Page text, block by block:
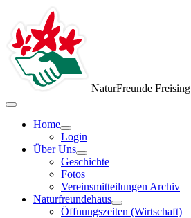
NaturFreunde Freising
Home
Login
Über Uns
Geschichte
Fotos
Vereinsmitteilungen Archiv
Naturfreundehaus
Öffnungszeiten (Wirtschaft)